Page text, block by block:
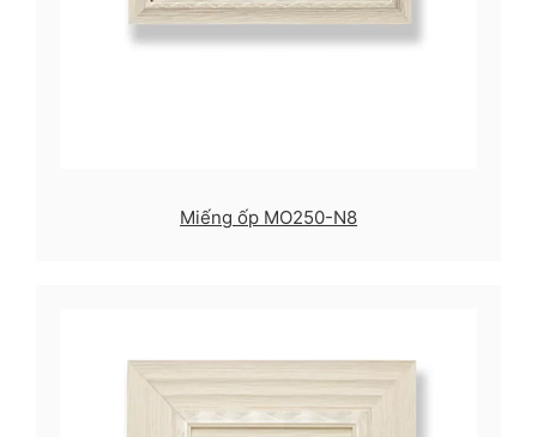
Miếng ốp MO250-N8